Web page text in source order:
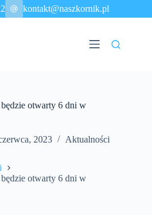
kontakt@naszkornik.pl
otwarty 6 dni w
2023 Aktualności
otwarty 6 dni w